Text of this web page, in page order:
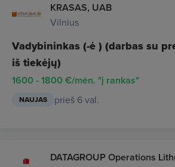
KRASAS, UAB
Vilnius
Vadybininkas (-ė ) (darbas su
iš tiekėjų)
1600 - 1800 €/mėn. "į rankas"
NAUJAS prieš 6 val.
DATAGROUP Operations